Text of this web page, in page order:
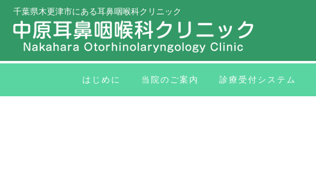
千葉県木更津市にある耳鼻咽喉科クリニック
はじめに 当院のご案内 診療受付システム